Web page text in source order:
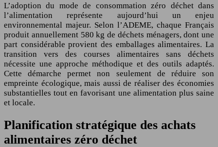
L’adoption du mode de consommation zéro déchet dans
l’alimentation représente aujourd’hui un enjeu
environnemental majeur. Selon l’ADEME, chaque Français
produit annuellement 580 kg de déchets ménagers, dont une
part considérable provient des emballages alimentaires. La
transition vers des courses alimentaires sans déchets
nécessite une approche méthodique et des outils adaptés.
Cette démarche permet non seulement de réduire son
empreinte écologique, mais aussi de réaliser des économies
substantielles tout en favorisant une alimentation plus saine
et locale.
Planification stratégique des achats
alimentaires zéro déchet